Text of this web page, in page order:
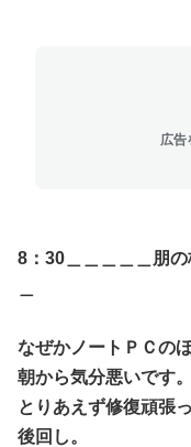
広告
8：30＿＿＿＿＿朋の
なぜかノートＰＣの
朝から気分悪いです。
とりあえず修復頑張
後回し。